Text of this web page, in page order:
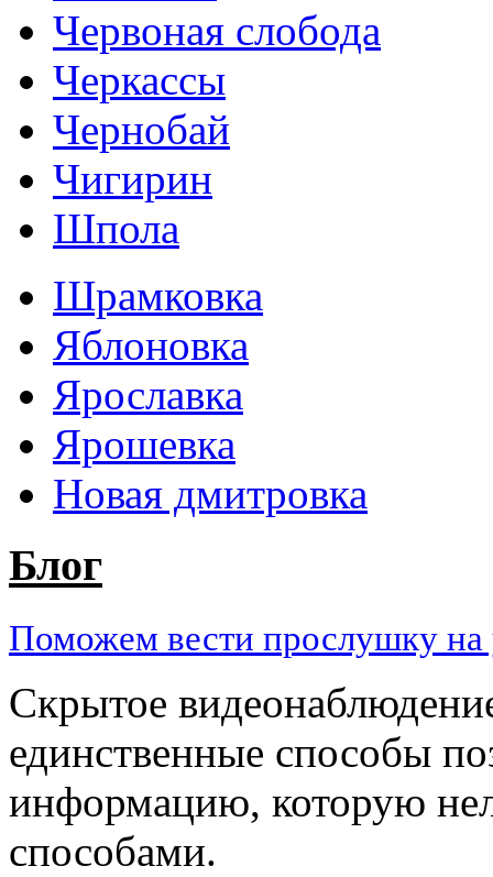
Червоная слобода
Черкассы
Чернобай
Чигирин
Шпола
Шрамковка
Яблоновка
Ярославка
Ярошевка
Новая дмитровка
Блог
Поможем вести прослушку на
Скрытое
единственные способы
информацию, которую
способами.